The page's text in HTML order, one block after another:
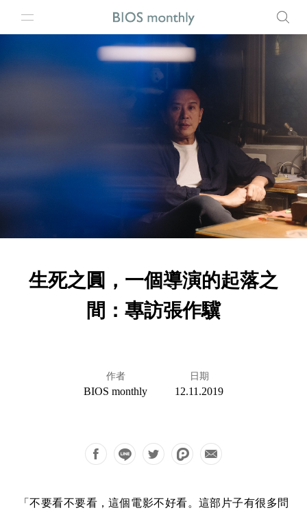
生死之圓，一個導演的起落之
間：專訪張作驥
作者
BIOS monthly
日期
12.11.2019
「不要看不要看，這個電影不好看。這部片子有很多問